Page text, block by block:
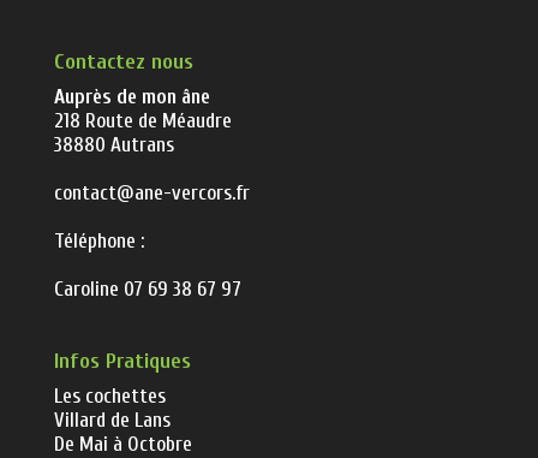
Contactez nous
Auprès de mon âne
218 Route de Méaudre
38880 Autrans
contact@ane-vercors.fr
Téléphone :
Caroline 07 69 38 67 97
Infos Pratiques
Les cochettes
Villard de Lans
De Mai à Octobre